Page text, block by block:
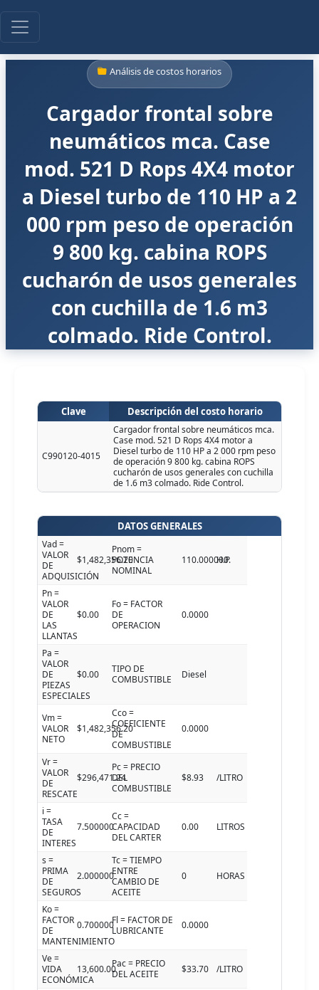
Análisis de costos horarios
Cargador frontal sobre
neumáticos mca. Case
mod. 521 D Rops 4X4 motor
a Diesel turbo de 110 HP a 2
000 rpm peso de operación
9 800 kg. cabina ROPS
cucharón de usos generales
con cuchilla de 1.6 m3
colmado. Ride Control.
Clave Descripción del costo horario
C990120-4015
Cargador frontal sobre neumáticos mca.
Case mod. 521 D Rops 4X4 motor a
Diesel turbo de 110 HP a 2 000 rpm peso
de operación 9 800 kg. cabina ROPS
cucharón de usos generales con cuchilla
de 1.6 m3 colmado. Ride Control.
DATOS GENERALES
Vad =
VALOR
DE
ADQUISICIÓN
$1,482,356.20
Pnom =
POTENCIA
NOMINAL
110.000000
H.P.
Pn =
VALOR
DE
LAS
LLANTAS
$0.00
Fo = FACTOR
DE
OPERACION
0.0000
Pa =
VALOR
DE
PIEZAS
ESPECIALES
$0.00
TIPO DE
COMBUSTIBLE
Diesel
Vm =
VALOR
NETO
$1,482,356.20
Cco =
COEFICIENTE
DE
COMBUSTIBLE
0.0000
Vr =
VALOR
DE
RESCATE
$296,471.24
Pc = PRECIO
DEL
COMBUSTIBLE
$8.93 /LITRO
i =
TASA
DE
INTERES
7.500000
Cc =
CAPACIDAD
DEL CARTER
0.00 LITROS
s =
PRIMA
DE
SEGUROS
2.000000
Tc = TIEMPO
ENTRE
CAMBIO DE
ACEITE
0 HORAS
Ko =
FACTOR
DE
MANTENIMIENTO
0.700000Fl = FACTOR DE
LUBRICANTE
0.0000
Ve =
VIDA
ECONÓMICA
13,600.00Pac = PRECIO
DEL ACEITE
$33.70 /LITRO